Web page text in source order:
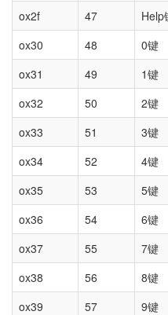
ox2f
47
Help
ox30
48
0键
ox31
49
1键
ox32
50
2键
ox33
51
3键
ox34
52
4键
ox35
53
5键
ox36
54
6键
ox37
55
7键
ox38
56
8键
ox39
57
9键